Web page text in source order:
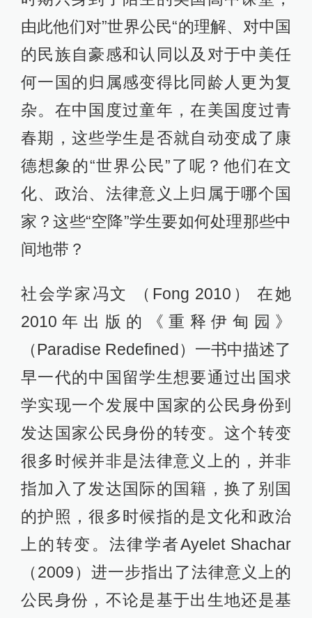
由此他们对”世界公民“的理解、对中国
的民族自豪感和认同以及对于中美任
何一国的归属感变得比同龄人更为复
杂。在中国度过童年，在美国度过青
春期，这些学生是否就自动变成了康
德想象的“世界公民”了呢？他们在文
化、政治、法律意义上归属于哪个国
家？这些“空降”学生要如何处理那些中
间地带？
社会学家冯文 （Fong 2010） 在她
2010年出版的《重释伊甸园》
（Paradise Redefined）一书中描述了
早一代的中国留学生想要通过出国求
学实现一个发展中国家的公民身份到
发达国家公民身份的转变。这个转变
很多时候并非是法律意义上的，并非
指加入了发达国际的国籍，换了别国
的护照，很多时候指的是文化和政治
上的转变。法律学者Ayelet Shachar
（2009）进一步指出了法律意义上的
公民身份，不论是基于出生地还是基